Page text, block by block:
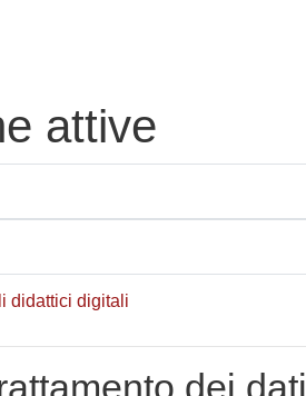
attive
didattici digitali
dei dati